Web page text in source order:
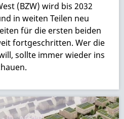
(BZW) wird bis 2032
in weiten Teilen neu
für die ersten beiden
fortgeschritten. Wer die
sollte immer wieder ins